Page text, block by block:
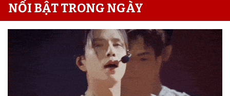
NỔI BẬT TRONG NGÀY